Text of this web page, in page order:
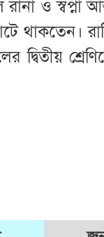
ও স্বপ্না
থাকতেন।
দ্বিতীয়